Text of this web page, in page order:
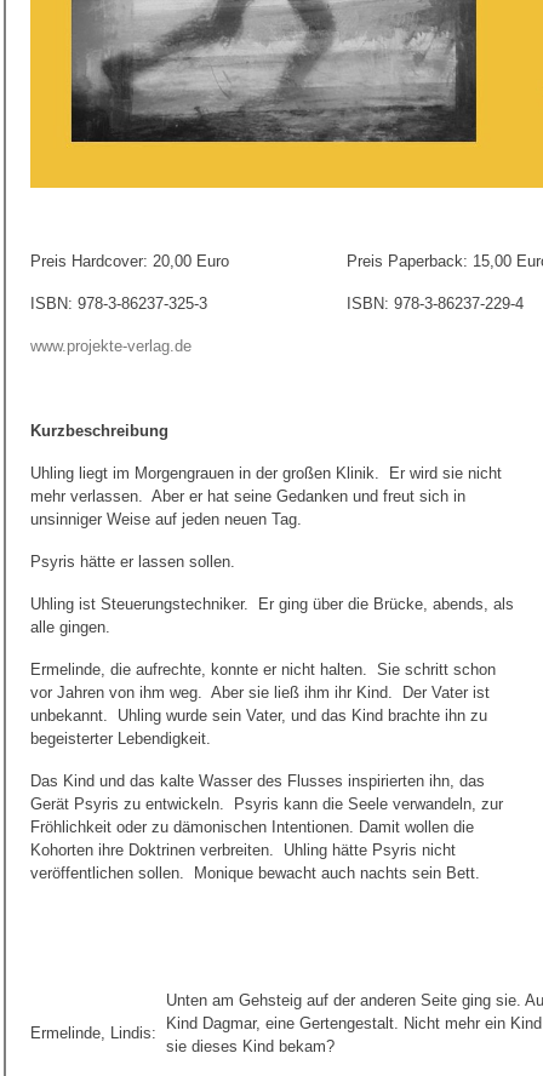
Preis Hardcover: 20,00 Euro
ISBN: 978-3-86237-325-3
www.projekte-verlag.de
Preis Paperback: 15,00
ISBN: 978-3-86237-229-4
Kurzbeschreibung
Uhling liegt im Morgengrauen in der großen Klinik. Er wird sie nicht
mehr verlassen. Aber er hat seine Gedanken und freut sich in
unsinniger Weise auf jeden neuen Tag.
Psyris hätte er lassen sollen.
Uhling ist Steuerungstechniker. Er ging über die Brücke, abends, als
alle gingen.
Ermelinde, die aufrechte, konnte er nicht halten. Sie schritt schon
vor Jahren von ihm weg. Aber sie ließ ihm ihr Kind. Der Vater ist
unbekannt. Uhling wurde sein Vater, und das Kind brachte ihn zu
begeisterter Lebendigkeit.
Das Kind und das kalte Wasser des Flusses inspirierten ihn, das
Gerät Psyris zu entwickeln. Psyris kann die Seele verwandeln, zur
Fröhlichkeit oder zu dämonischen Intentionen. Damit wollen die
Kohorten ihre Doktrinen verbreiten. Uhling hätte Psyris nicht
veröffentlichen sollen. Monique bewacht auch nachts sein Bett.
Ermelinde, Lindis:
Unten am Gehsteig auf der anderen Seite ging sie.
Kind Dagmar, eine Gertengestalt. Nicht mehr ein
sie dieses Kind bekam?